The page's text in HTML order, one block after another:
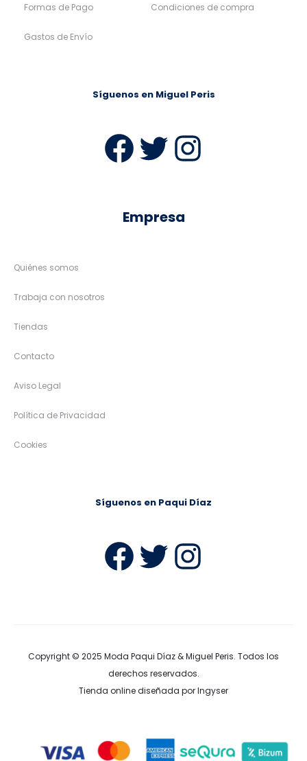
Formas de Pago
Gastos de Envío
Condiciones de compra
Síguenos en Miguel Peris
Facebook
Twitter
Empresa
Quiénes somos
Trabaja con nosotros
Tiendas
Contacto
Aviso Legal
Política de Privacidad
Cookies
Síguenos en Paqui Díaz
Facebook
Twitter
Copyright © 2025 Moda Paqui Díaz & Miguel Peris. Todos los
derechos reservados.
Tienda online diseñada por Ingyser